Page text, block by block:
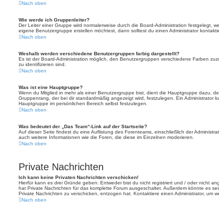
Nach oben
Wie werde ich Gruppenleiter?
Der Leiter einer Gruppe wird normalerweise durch die Board-Administration festgelegt,
eigene Benutzergruppe erstellen möchtest, dann solltest du einen Administrator
Nach oben
Weshalb werden verschiedene Benutzergruppen farbig dargestellt?
Es ist der Board-Administration möglich, den Benutzergruppen verschiedene Farben
zu identifizieren sind.
Nach oben
Was ist eine Hauptgruppe?
Wenn du Mitglied in mehr als einer Benutzergruppe bist, dient die Hauptgruppe dazu,
Gruppenrang, der bei dir standardmäßig angezeigt wird, festzulegen. Ein Administrator
Hauptgruppe im persönlichen Bereich selbst festzulegen.
Nach oben
Was bedeutet der „Das Team“-Link auf der Startseite?
Auf dieser Seite findest du eine Auflistung des Forenteams, einschließlich der
auch weitere Informationen wie die Foren, die diese im Einzelnen moderieren.
Nach oben
Private Nachrichten
Ich kann keine Privaten Nachrichten verschicken!
Hierfür kann es drei Gründe geben: Entweder bist du nicht registriert und / oder nicht
hat Private Nachrichten für das komplette Forum ausgeschaltet. Außerdem könnte es
Private Nachrichten zu verschicken, entzogen hat. Kontaktiere einen Administrator, um
Nach oben